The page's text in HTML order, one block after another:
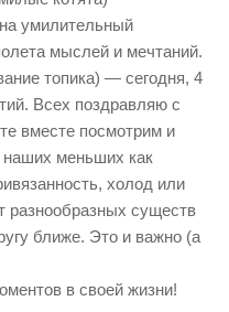
умилительный
мыслей и мечтаний.
топика) — сегодня, 4
Всех поздравляю с
вместе посмотрим и
меньших как
холод или
разнообразных существ
ближе. Это и важно (а
в своей жизни!